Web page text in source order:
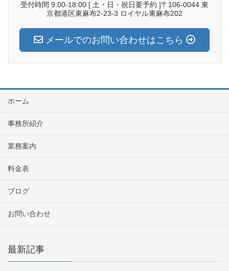
受付時間 9:00-18:00 [ 土・日・祝日要予約 ]〒106-0044 東
京都港区東麻布2-23-3 ロイヤル東麻布202
メールでのお問い合わせはこちら
ホーム
事務所紹介
業務案内
料金表
ブログ
お問い合わせ
最新記事